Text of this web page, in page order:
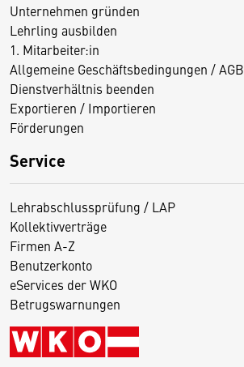
Unternehmen gründen
Lehrling ausbilden
1. Mitarbeiter:in
Allgemeine Geschäftsbedingungen / AGB
Dienstverhältnis beenden
Exportieren / Importieren
Förderungen
Service
Lehrabschlussprüfung / LAP
Kollektivverträge
Firmen A-Z
Benutzerkonto
eServices der WKO
Betrugswarnungen